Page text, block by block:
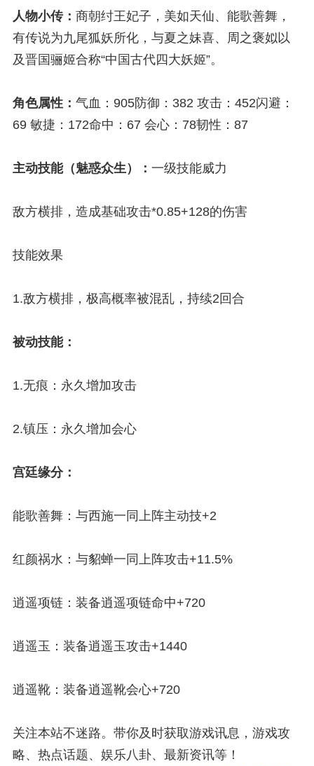
人物小传： 商朝纣王妃子，美如天仙、能歌善舞，
有传说为九尾狐妖所化，与夏之妹喜、周之褒姒以
及晋国骊姬合称“中国古代四大妖姬”。
角色属性： 气血：905防御：382 攻击：452闪避：
69 敏捷：172命中：67 会心：78韧性：87
主动技能（魅惑众生）： 一级技能威力
敌方横排，造成基础攻击*0.85+128的伤害
技能效果
1.敌方横排，极高概率被混乱，持续2回合
被动技能：
1.无痕：永久增加攻击
2.镇压：永久增加会心
宫廷缘分：
能歌善舞：与西施一同上阵主动技+2
红颜祸水：与貂蝉一同上阵攻击+11.5%
逍遥项链：装备逍遥项链命中+720
逍遥玉：装备逍遥玉攻击+1440
逍遥靴：装备逍遥靴会心+720
关注本站不迷路。带你及时获取游戏讯息，游戏攻
略、热点话题、娱乐八卦、最新资讯等！